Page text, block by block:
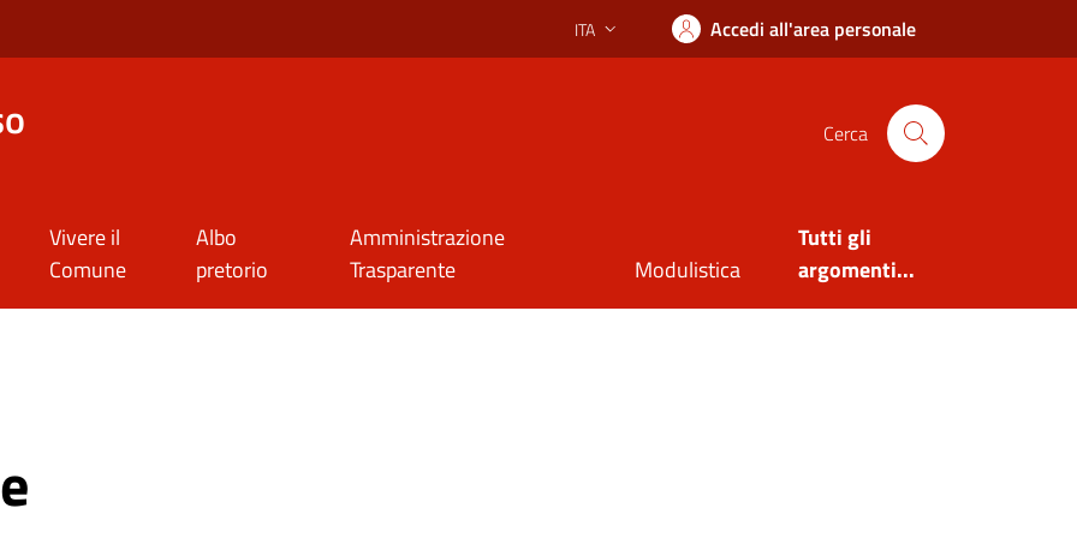
Lingua attiva:
ITA Accedi all'area personale
Cerca
Vivere il
Comune
Albo
pretorio
Amministrazione
Trasparente
Modulistica
Tutti gli
argomenti...